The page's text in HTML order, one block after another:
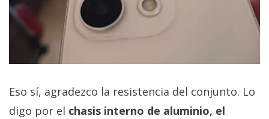
Eso sí, agradezco la resistencia del conjunto. Lo
digo por el chasis interno de aluminio, el